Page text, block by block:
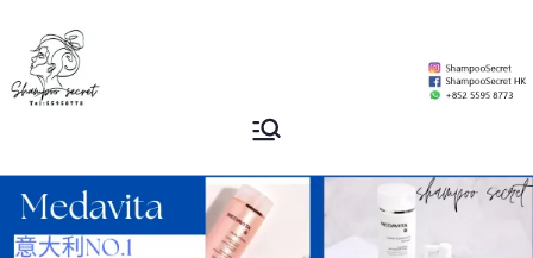
content
Secret
香港專業洗頭水專門店